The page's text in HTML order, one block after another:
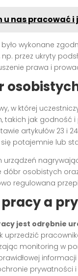
u nas pracować
wykonane
przez ukryty
prawa i
w której
jak godność i
artykułów 23 i
potajemnie lub
urządzeń
dóbr osobistych
regulowana
a
jest odrębnie
uprzedzić
monitoring w
prywatności